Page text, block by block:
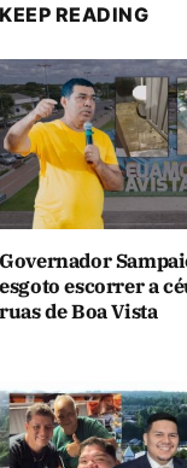
KEEP READING
Governador
esgoto escorrer a
ruas de Boa Vista